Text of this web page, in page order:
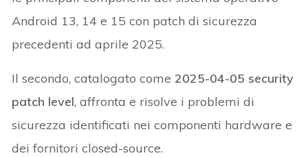
Android 13, 14 e 15 con patch di sicurezza
precedenti ad aprile 2025.
Il secondo, catalogato come2025-04-05 security
patch level, affronta e risolve i problemi di
sicurezza identificati nei componenti hardware e
dei fornitori closed-source.